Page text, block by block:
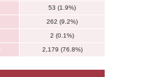
53 (1.9%)
262 (9.2%)
2 (0.1%)
2,179 (76.8%)